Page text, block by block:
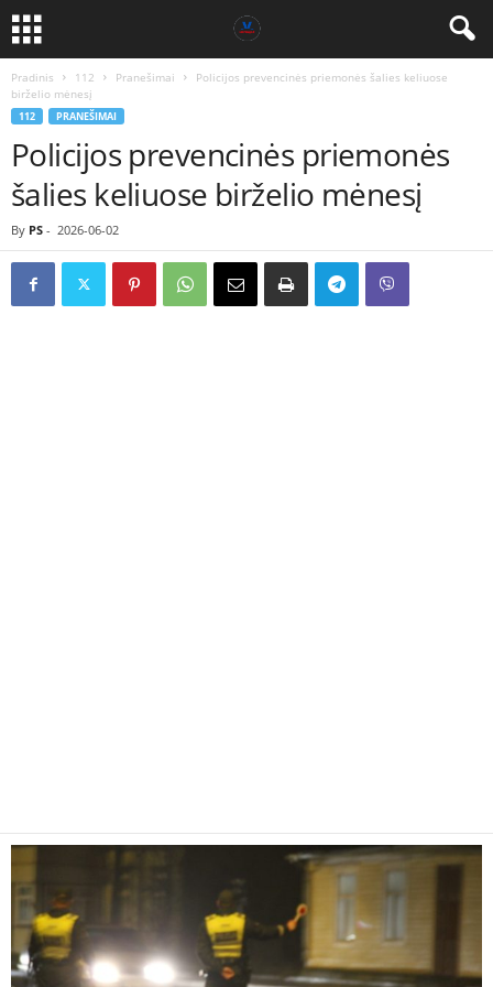
Pradinis 112 Pranešimai
Policijos prevencinės priemonės šalies keliuose
birželio mėnesį
112 PRANEŠIMAI
Policijos prevencinės priemonės
šalies keliuose birželio mėnesį
By PS - 2026-06-02